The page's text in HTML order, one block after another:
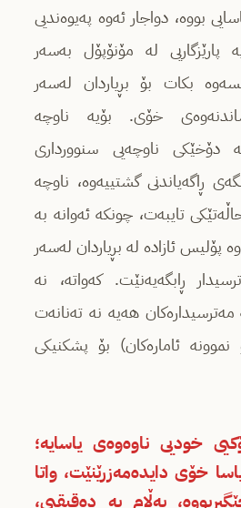
بووە، دواجار ئەوە پەیوەندیی
پارێزگاریی لە مۆنۆپۆل بەسەر
بكات بۆ بڕیاردان لەسەر
خۆی. بۆیە ناوچە
دۆخێكی ناوچەیی سنوورداری
ڕاگەیاندنی گشتییەوە، ناوچە
تایبەت، چونكە ئەوانە بە
پۆلیس ئازادە لە بڕیاردان لەسەر
ڕابگەیەنێت. كەواتە، نە
هەیە نە تەنانەت
نموونە ئامارەكان) بۆ پشكنیكی
خودیی ناوەوەى یاسایە؛
خۆی دایدەمەزرێنێت، واتا
بەڵام بە دەقیقیی،